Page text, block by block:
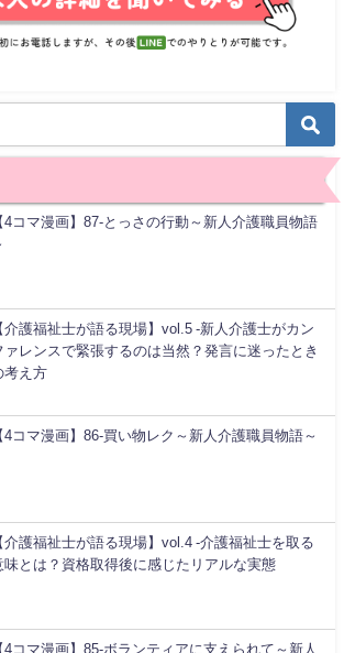
4コマ漫画】87-とっさの行動～新人介護職員物語
介護福祉士が語る現場】vol.5 -新人介護士がカン
ァレンスで緊張するのは当然？発言に迷ったとき
考え方
4コマ漫画】86-買い物レク～新人介護職員物語～
介護福祉士が語る現場】vol.4 -介護福祉士を取る
味とは？資格取得後に感じたリアルな実態
4コマ漫画】85-ボランティアに支えられて～新人